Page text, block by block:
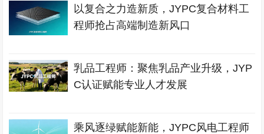
以复合之力造新质，JYPC复合材料工
程师抢占高端制造新风口
乳品工程师：聚焦乳品产业升级，JYP
C认证赋能专业人才发展
乘风逐绿赋能新能，JYPC风电工程师